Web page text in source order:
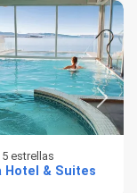
estrellas
Hotel & Suites